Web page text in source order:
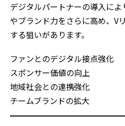
デジタルパートナーの導入に
やブランド力をさらに高め、V
する狙いがあります。
ファンとのデジタル接点強化
スポンサー価値の向上
地域社会との連携強化
チームブランドの拡大